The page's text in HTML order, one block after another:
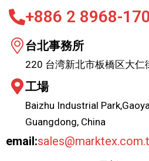
+886 2 8968-
台北事務所
220 台湾新北市板橋区大仁
工場
Baizhu Industrial
Guangdong, China
email: